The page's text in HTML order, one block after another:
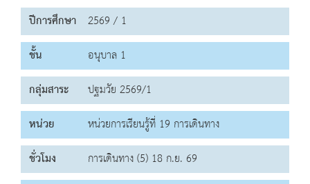
ปีการศึกษา 2569 / 1
ชั้น
อนุบาล 1
กลุ่มสาระ
ปฐมวัย 2569/1
หน่วย
หน่วยการเรียนรู้ที่ 19 การเดินทาง
ชั่วโมง
การเดินทาง (5) 18 ก.ย. 69